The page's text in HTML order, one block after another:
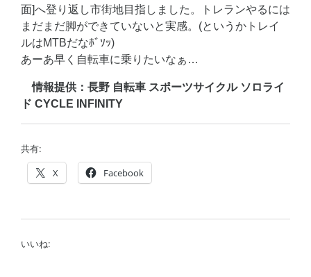
面]へ登り返し市街地目指しました。トレランやるには
まだまだ脚ができていないと実感。(というかトレイ
ルはMTBだなﾎﾞｿｯ)
あーあ早く自転車に乗りたいなぁ…
情報提供：長野 自転車 スポーツサイクル ソロライ
ド CYCLE INFINITY
共有:
X Facebook
いいね: